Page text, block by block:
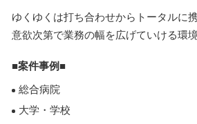
ゆくゆくは打ち合わせからトータルに携
意欲次第で業務の幅を広げていける環
■案件事例■
総合病院
大学・学校